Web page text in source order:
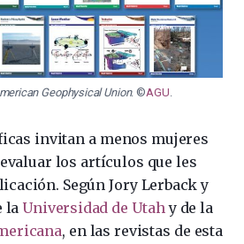
Geophysical Union. ©AGU.
invitan a menos mujeres
los artículos que les
Según Jory Lerback y
la Universidad de Utahy de la
, en las revistas de esta